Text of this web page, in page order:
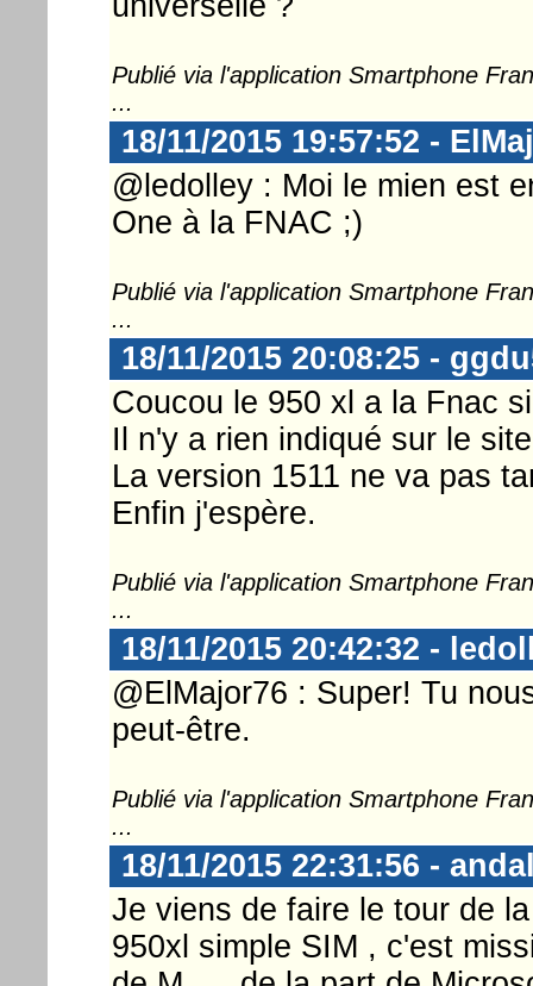
Publié via l'application Smartphone
...
18/11/2015 19:57:52 -
@ledolley : Moi le mien est
One à la FNAC ;)
Publié via l'application Smartphone
...
18/11/2015 20:08:25 -
Coucou le 950 xl a la Fnac
Il n'y a rien indiqué sur le
La version 1511 ne va pas
Enfin j'espère.
Publié via l'application Smartphone
...
18/11/2015 20:42:32 -
@ElMajor76 : Super! Tu
peut-être.
Publié via l'application Smartphone
...
18/11/2015 22:31:56 -
Je viens de faire le tour de
950xl simple SIM , c'est